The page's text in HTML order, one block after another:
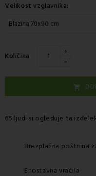
Velikost vzglavnika:
Količina +
-

65 ljudi si ogleduje ta
Brezplačna poštnina
Enostavna vračila